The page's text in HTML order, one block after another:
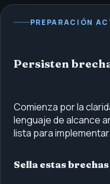
PREPARACIÓN
Persisten
Comienza por la
lenguaje de alcance
lista para implementar.
Sella estas